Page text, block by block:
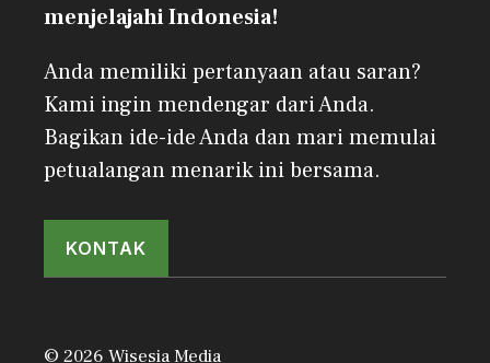
menjelajahi Indonesia!
Anda memiliki pertanyaan atau saran?
Kami ingin mendengar dari Anda.
Bagikan ide-ide Anda dan mari memulai
petualangan menarik ini bersama.
KONTAK
© 2026 Wisesia Media